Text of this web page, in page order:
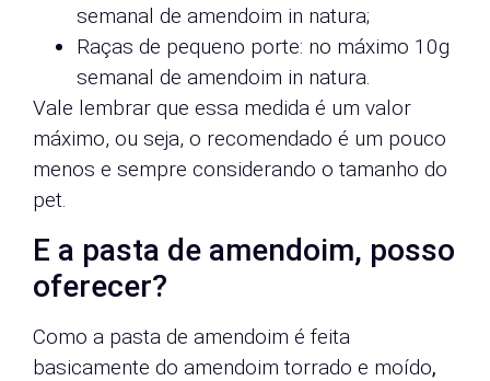
semanal de amendoim in natura;
Raças de pequeno porte: no máximo 10g
semanal de amendoim in natura.
Vale lembrar que essa medida é um valor
máximo, ou seja, o recomendado é um pouco
menos e sempre considerando o tamanho do
pet.
E a pasta de amendoim, posso
oferecer?
Como a pasta de amendoim é feita
basicamente do amendoim torrado e moído,